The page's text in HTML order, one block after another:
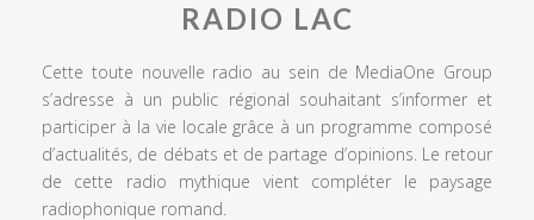
RADIO LAC
Cette toute nouvelle radio au sein de MediaOne Group
s’adresse à un public régional souhaitant s’informer et
participer à la vie locale grâce à un programme composé
d’actualités, de débats et de partage d’opinions. Le retour
de cette radio mythique vient compléter le paysage
radiophonique romand.